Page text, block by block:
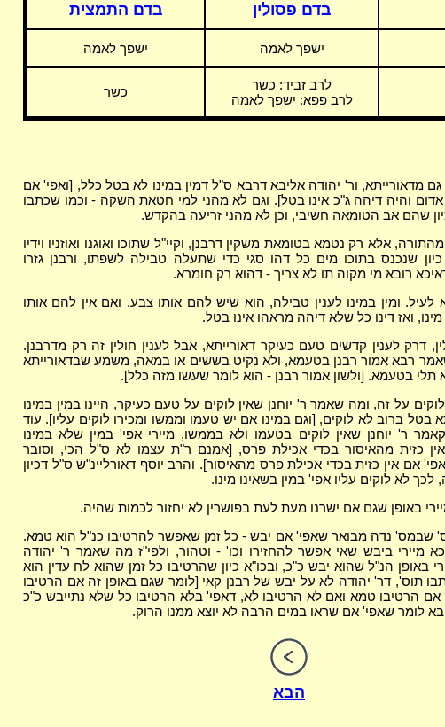
בדם פסולין בדם התמצית
ישפך לאמה ישפך לאמה
לרב זביד: כשר
לרב פפא: ישפך לאמה
כשר
מדאורייתא, ור' יהודה אליבא דרבא ס"ל דמין במינו לא בטל כלל, [ואפי' אם
אדום והיה דיהה ג"כ אינו בטל]. וגם לא מהני למי חטאת השקה - וכמו שכתבו
שהם אב הטומאה חשיבי, וכן לא מהני זריעה בהקדש.
אלא רק נטמא בטומאת משקין דרבנן, וקיי"ל שתוכו ואוגנו ואוזניו וידיו
שנכנס בתוכו מים כל דהו סגי כדי שתעלה טבילה לשפתו, ורבנן גזרו
דאיכא רובא מי מקוה תו לא צריך - דהוא רק חומרא.
לעיל. ומין במינו לענין טבילה, הוא שיש להם אותו צבע. ואם אין להם אותו
ואז דינו כל שלא דיהה מראהו אינו בטל.
דרק לענין קדשים טעם כעיקר דאורייתא, אבל לענין חולין זה רק מדרבנן.
רבא אמור רבנן בטעמא, ולא נקיט בששים או במאה, משמע שבדאורייתא
תלי בטעמא. [ולשון אמור רבנן - הוא לומר שעשו מזה כלל].
על זה, ומה שאמר ר' יוחנן שאין לוקים על טעם כעיקר, היינו במין במינו
בטל ברוב לא לוקים, [וגם במינו אם יש טעמו וממשו ומכירו לוקים עליו]. עוד
ר' יוחנן שאין לוקים בטעמו ולא בממשו, מיירי אפי' במין שלא במינו
כזית מהאיסור בכדי אכילת פרס, [אמנם ר"ת עצמו לא ס"ל הכי, וסובר
אם אין כזית בכדי אכילת פרס מהאיסור]. והרב יוסף דאורליינ"ש ס"ל דכיון
לא לוקים עליו אפי' במין בשאינו מינו.
באופן שגם אם ישרנו מעת לעת בפושרין לא יחזור לכמות שהיה.
שבמס' נדה מבואר שאפי' אם יבש - כל זמן שאפשר להרטיבו כנ"ל הוא טמא.
מיירי ביבש שאי אפשר להחזירו וכו' - וטהור, ולפי"ז מה שאמר ר' יהודה
באופן הנ"ל שהוא יבש כ"כ, ובכו"א כיון שהרטיבו כל זמן שהוא לח עדין הוא
תוס', דר' יהודה לא על יבש של רבנן קאי [לומר שגם באופן זה אם הרטיבו
הרטיבו טמא ואם לא הרטיבו לא, דאפי' בלא הרטיבו כל שלא נתייבש כ"כ
לומר שאפי' אם שראו במים הרבה לא יוצא ממנו הרוק.
הבא